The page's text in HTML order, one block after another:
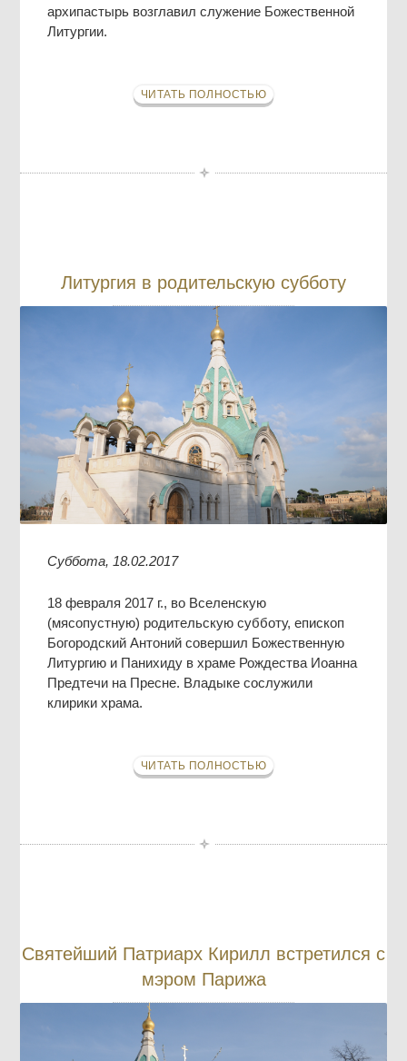
архипастырь возглавил служение Божественной
Литургии.
ЧИТАТЬ ПОЛНОСТЬЮ
Литургия в родительскую субботу
Суббота, 18.02.2017
18 февраля 2017 г., во Вселенскую
(мясопустную) родительскую субботу, епископ
Богородский Антоний совершил Божественную
Литургию и Панихиду в храме Рождества Иоанна
Предтечи на Пресне. Владыке сослужили
клирики храма.
ЧИТАТЬ ПОЛНОСТЬЮ
Святейший Патриарх Кирилл встретился с
мэром Парижа